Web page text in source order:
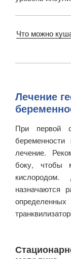
Что можно
Лечение
При первой
беременности
лечение.
боку, чтобы
назначаются